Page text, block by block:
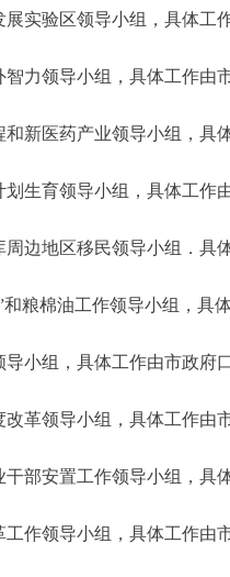
验区领导小组，具体工
力领导小组，具体工作由
医药产业领导小组，具
育领导小组，具体工作
地区移民领导小组．具
棉油工作领导小组，具
组，具体工作由市政府
领导小组，具体工作由
安置工作领导小组，具
领导小组，具体工作由